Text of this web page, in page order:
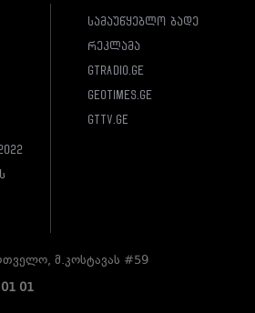
სამაუწყებლო ბადე
რეკლამა
gtradio.ge
geotimes.ge
gttv.ge
მ.კოსტავას #59
01